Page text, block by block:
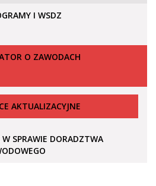
I WSDZ
O ZAWODACH
AKTUALIZACYJNE
SPRAWIE DORADZTWA